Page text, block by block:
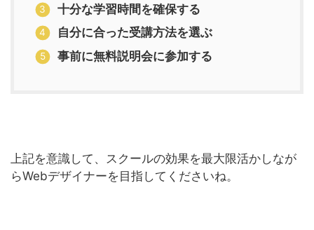
十分な学習時間を確保する
自分に合った受講方法を選ぶ
事前に無料説明会に参加する
上記を意識して、スクールの効果を最大限活かしなが
らWebデザイナーを目指してくださいね。